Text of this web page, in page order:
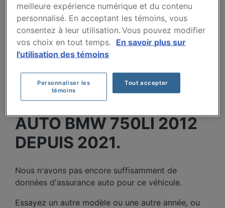
Villes
COÛTS D'ASSURANCE
AUTO BMW 750LI 2012
DEPUIS 2021.
Nous n'avons pas encore suffisamment de
données d'assurance auto pour ce véhicule.
Essayez un autre modèle ou une autre année, ou
meilleure expérience numérique et du contenu
personnalisé. En acceptant les témoins, vous
consentez à leur utilisation. Vous pouvez modifier
vos choix en tout temps. En savoir plus sur
l'utilisation des témoins
Personnaliser les
témoins
Tout accepter